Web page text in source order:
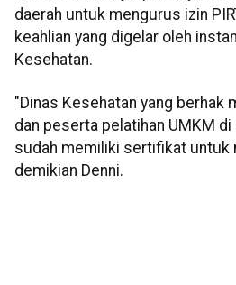
daerah untuk mengurus izin
keahlian yang digelar oleh
Kesehatan.
"Dinas Kesehatan yang berhak
dan peserta pelatihan UMKM
sudah memiliki sertifikat untuk
demikian Denni.